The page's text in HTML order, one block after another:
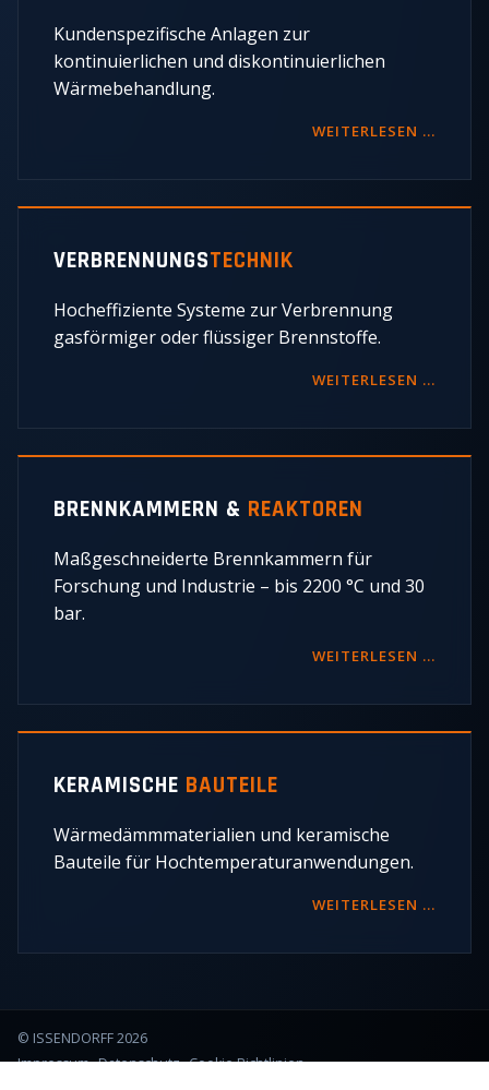
Kundenspezifische Anlagen zur
kontinuierlichen und diskontinuierlichen
Wärmebehandlung.
WEITERLESEN …
VERBRENNUNGSTECHNIK
Hocheffiziente Systeme zur Verbrennung
gasförmiger oder flüssiger Brennstoffe.
WEITERLESEN …
BRENNKAMMERN & REAKTOREN
Maßgeschneiderte Brennkammern für
Forschung und Industrie – bis 2200 °C und 30
bar.
WEITERLESEN …
KERAMISCHE BAUTEILE
Wärmedämmmaterialien und keramische
Bauteile für Hochtemperaturanwendungen.
WEITERLESEN …
© ISSENDORFF 2026
Impressum Datenschutz Cookie Richtlinien